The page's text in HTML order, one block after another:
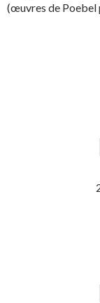
(œuvres de Poebel